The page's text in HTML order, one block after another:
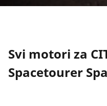
Svi motori za
Spacetourer